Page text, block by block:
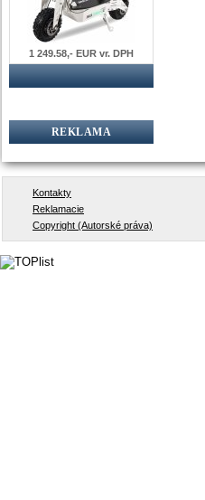
1 249.58,- EUR vr. DPH
REKLAMA
Kontakty
Reklamacie
Copyright (Autorské práva)